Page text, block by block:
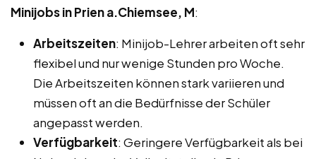
Minijobs in Prien a.Chiemsee, M:
Arbeitszeiten: Minijob-Lehrer arbeiten oft sehr
flexibel und nur wenige Stunden pro Woche.
Die Arbeitszeiten können stark variieren und
müssen oft an die Bedürfnisse der Schüler
angepasst werden.
Verfügbarkeit: Geringere Verfügbarkeit als bei